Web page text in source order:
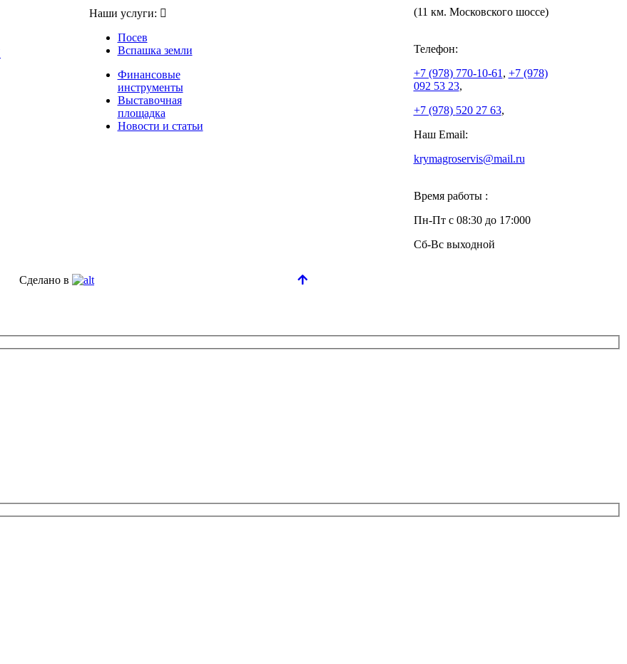
Наши услуги:
Посев
Вспашка земли
Финансовые
инструменты
Выставочная
площадка
Новости и статьи
(11 км. Московского шоссе)
Телефон:
+7 (978) 770-10-61, +7 (978)
092 53 23,
+7 (978) 520 27 63,
Наш Email:
krymagroservis@mail.ru
Время работы :
Пн-Пт с 08:30 до 17:000
Сб-Вс выходной
Сделано в